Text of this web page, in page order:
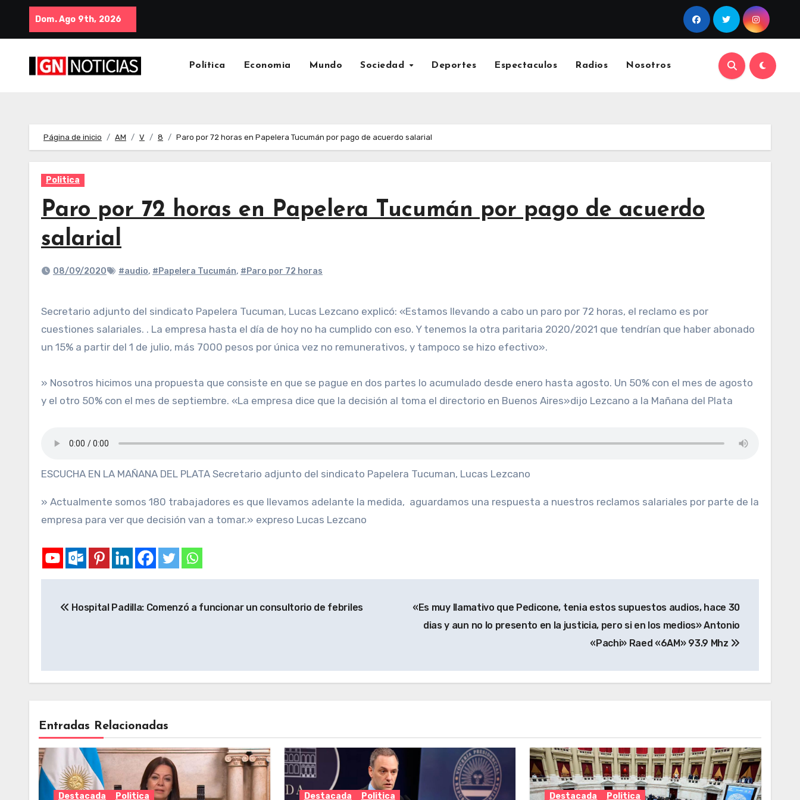
Dom. Ago 9th, 2026
Política Economia Mundo Sociedad Deportes Espectaculos Radios Nosotros
Página de inicio AM V 8 Paro por 72 horas en Papelera Tucumán por pago de acuerdo salarial
Politica
Paro por 72 horas en Papelera Tucumán por pago de acuerdo
salarial
08/09/2020 #audio, #Papelera Tucumán, #Paro por 72 horas
Secretario adjunto del sindicato Papelera Tucuman, Lucas Lezcano explicó: «Estamos llevando a cabo un paro por 72 horas, el reclamo es por
cuestiones salariales. . La empresa hasta el día de hoy no ha cumplido con eso. Y tenemos la otra paritaria 2020/2021 que tendrían que haber abonado
un 15% a partir del 1 de julio, más 7000 pesos por única vez no remunerativos, y tampoco se hizo efectivo».
» Nosotros hicimos una propuesta que consiste en que se pague en dos partes lo acumulado desde enero hasta agosto. Un 50% con el mes de agosto
y el otro 50% con el mes de septiembre. «La empresa dice que la decisión al toma el directorio en Buenos Aires»dijo Lezcano a la Mañana del Plata
ESCUCHA EN LA MAÑANA DEL PLATA Secretario adjunto del sindicato Papelera Tucuman, Lucas Lezcano
» Actualmente somos 180 trabajadores es que llevamos adelante la medida, aguardamos una respuesta a nuestros reclamos salariales por parte de la
empresa para ver que decisión van a tomar.» expreso Lucas Lezcano
Hospital Padilla: Comenzó a funcionar un consultorio de febriles
«Es muy llamativo que Pedicone, tenia estos supuestos audios, hace 30
dias y aun no lo presento en la justicia, pero si en los medios» Antonio
«Pachi» Raed «6AM» 93.9 Mhz
Entradas Relacionadas
Destacada Politica Destacada Politica Destacada Politica